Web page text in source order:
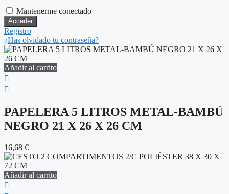
Mantenerme conectado
Registro
¿Has olvidado tu contraseña?
Añadir al carrito
PAPELERA 5 LITROS METAL-BAMBÚ
NEGRO 21 X 26 X 26 CM
16,68 €
Añadir al carrito